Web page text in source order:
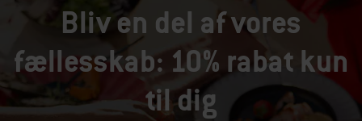
Bliv en del af vores
fællesskab: 10% rabat kun
til dig